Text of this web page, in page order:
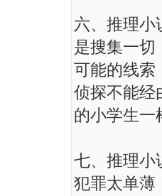
六、推理小
是搜集一切
可能的线索
侦探不能经
的小学生一
七、推理小
犯罪太单薄